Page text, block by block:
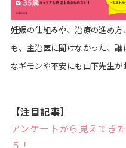
妊娠の仕組みや、治療の進め
も、主治医に聞けなかった、
なギモンや不安にも山下先生が
【注目記事】
アンケートから見えてき
５！